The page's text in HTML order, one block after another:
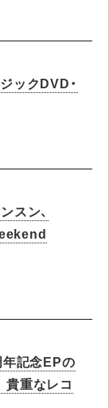
ックDVD・
スン、
年記念EPの
重なレコ